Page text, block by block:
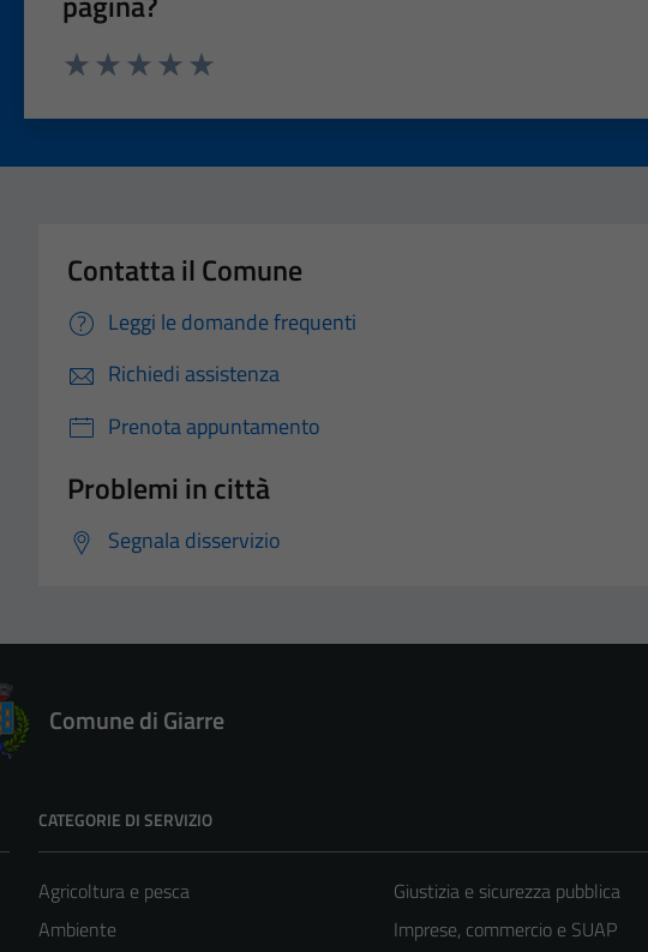
Contatta il Comune
Leggi le domande frequenti
Richiedi assistenza
Prenota appuntamento
Problemi in città
Segnala disservizio
Comune di Giarre
CATEGORIE DI SERVIZIO
Agricoltura e pesca
Ambiente
Giustizia e sicurezza pubblica
Imprese, commercio e SUAP